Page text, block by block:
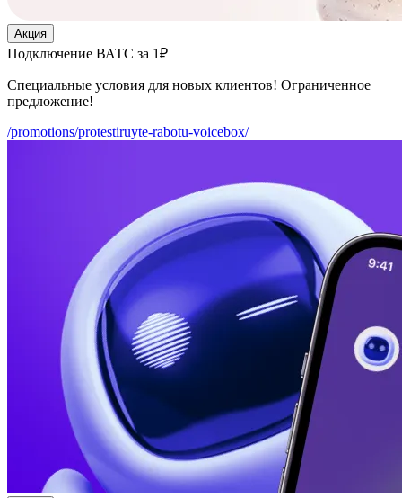
Акция
Подключение ВАТС за 1₽
Специальные условия для новых клиентов! Ограниченное
предложение!
/promotions/protestiruyte-rabotu-voicebox/